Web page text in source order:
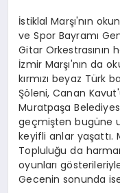
İstiklal Marşı'nın
ve Spor Bayramı
Gitar Orkestrasının
İzmir Marşı'nın da
kırmızı beyaz Türk
Şöleni, Canan
Muratpaşa
geçmişten bugüne
keyifli anlar yaşattı.
Topluluğu da
oyunları
Gecenin sonunda